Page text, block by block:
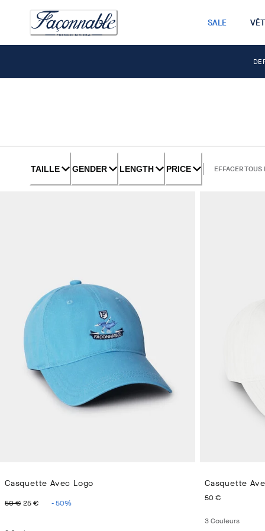
SALE
TAILLE GENDER LENGTH PRICE EFFACER TOUS
Casquette Avec Logo
50 € 25 € -50%
Casquette
50 €
3Couleurs